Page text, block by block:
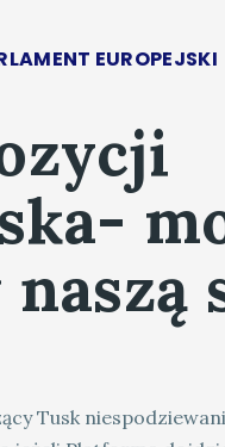
EUROPEJSKI
Tusk